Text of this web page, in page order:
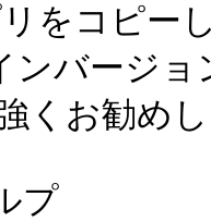
をコピー
ンバー
くお勧めし
プ